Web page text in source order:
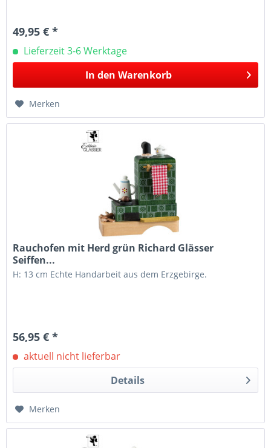
49,95 € *
Lieferzeit 3-6 Werktage
In den Warenkorb
Merken
Rauchofen mit Herd grün Richard Glässer
Seiffen...
H: 13 cm Echte Handarbeit aus dem Erzgebirge.
56,95 € *
aktuell nicht lieferbar
Details
Merken